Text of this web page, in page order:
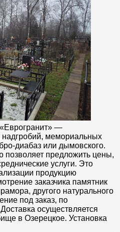
—
надгробий, мемориальных
диабаз или дымовского.
позволяет предложить цены,
услуги. Это
продукцию
заказчика памятник
другого натурального
под заказ, по
осуществляется
в Озерецкое. Установка